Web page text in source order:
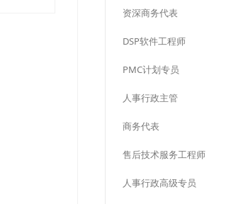
资深商务代表
DSP软件工程师
PMC计划专员
人事行政主管
商务代表
售后技术服务工程师
人事行政高级专员